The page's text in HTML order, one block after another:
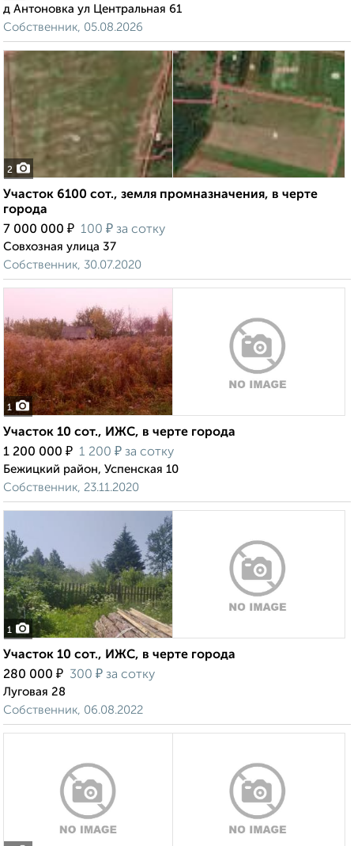
д Антоновка ул Центральная 61
Собственник, 05.08.2026
2
Участок 6100 сот., земля промназначения, в черте
города
7 000 000 ₽ 100 ₽ за сотку
Совхозная улица 37
Собственник, 30.07.2020
1
Участок 10 сот., ИЖС, в черте города
1 200 000 ₽ 1 200 ₽ за сотку
Бежицкий район, Успенская 10
Собственник, 23.11.2020
1
Участок 10 сот., ИЖС, в черте города
280 000 ₽ 300 ₽ за сотку
Луговая 28
Собственник, 06.08.2022